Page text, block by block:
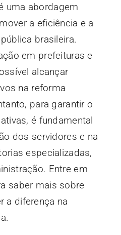
uma abordagem
a eficiência e a
brasileira.
em prefeituras e
alcançar
na reforma
para garantir o
é fundamental
dos servidores e na
especializadas,
Entre em
saber mais sobre
a diferença na